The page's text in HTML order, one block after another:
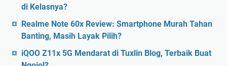
di Kelasnya?
Realme Note 60x Review: Smartphone Murah Tahan
Banting, Masih Layak Pilih?
iQOO Z11x 5G Mendarat di Tuxlin Blog, Terbaik Buat